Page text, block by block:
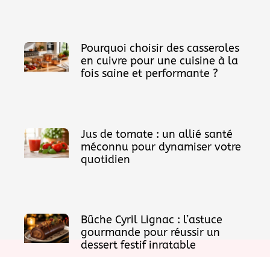
Pourquoi choisir des casseroles
en cuivre pour une cuisine à la
fois saine et performante ?
Jus de tomate : un allié santé
méconnu pour dynamiser votre
quotidien
Bûche Cyril Lignac : l’astuce
gourmande pour réussir un
dessert festif inratable